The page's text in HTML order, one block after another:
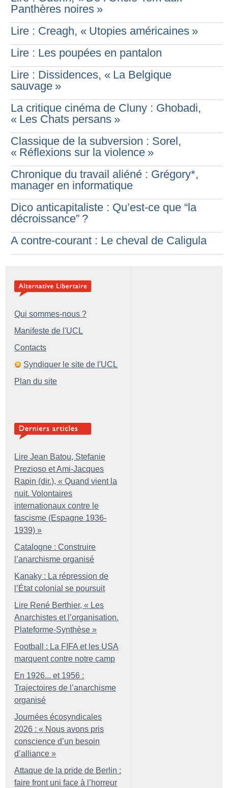
Panthères noires »
Lire : Creagh, « Utopies américaines »
Lire : Les poupées en pantalon
Lire : Dissidences, « La Belgique
sauvage »
La critique cinéma de Cluny : Ghobadi,
« Les Chats persans »
Classique de la subversion : Sorel,
« Réflexions sur la violence »
Chronique du travail aliéné : Grégory*,
manager en informatique
Dico anticapitaliste : Qu’est-ce que “la
décroissance” ?
A contre-courant : Le cheval de Caligula
Qui sommes-nous ?
Manifeste de l'UCL
Contacts
Syndiquer le site de l'UCL
Plan du site
Lire Jean Batou, Stefanie
Prezioso et Ami-Jacques
Rapin (dir.), « Quand vient la
nuit. Volontaires
internationaux contre le
fascisme (Espagne 1936-
1939) »
Catalogne : Construire
l’anarchisme organisé
Kanaky : La répression de
l’État colonial se poursuit
Lire René Berthier, « Les
Anarchistes et l’organisation.
Plateforme-Synthèse »
Football : La FIFA et les USA
marquent contre notre camp
En 1926... et 1956 :
Trajectoires de l’anarchisme
organisé
Journées écosyndicales
2026 : « Nous avons pris
conscience d’un besoin
d’alliance »
Attaque de la pride de Berlin :
faire front uni face à l’horreur